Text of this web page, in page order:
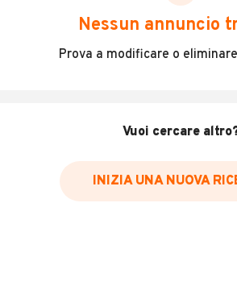
scegliere in modo trasparente e
Incidenti in cui è stato coinvolto il
Data e luogo delle revisioni
Inserisci il numero di targa per
Nessun annuncio
Prova a modificare o
Vuoi cercare
INIZIA UNA NUOVA